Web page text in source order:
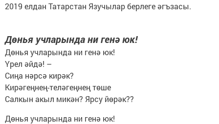
2019 елдан Татарстан Язучылар берлеге әгъзасы.
Дөнья учларында ни генә юк!
Дөнья учларында ни генә юк!
Үрел әйдә! –
Сиңа нәрсә кирәк?
Кирәгеңнең-теләгеңнең төше
Салкын акыл микән? Ярсу йөрәк??
Дөнья учларында ни генә юк!